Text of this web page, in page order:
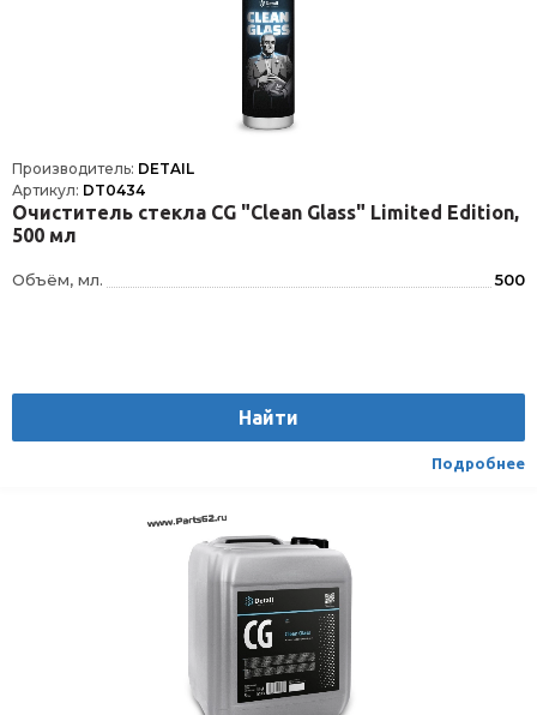
Производитель: DETAIL
Артикул: DT0434
Очиститель стекла СG "Clean Glass" Limited Edition,
500 мл
Объём, мл. 500
Найти
Подробнее